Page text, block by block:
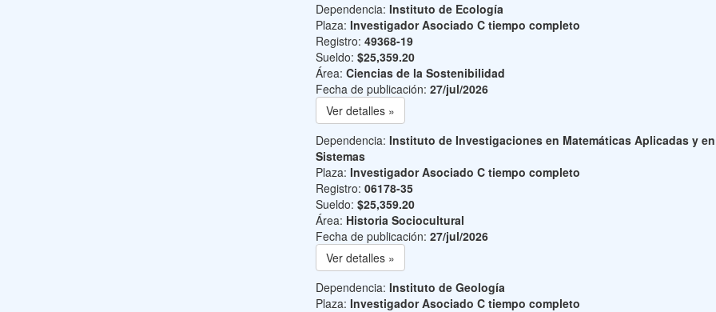
Dependencia: Instituto de Ecología
Plaza: Investigador Asociado C tiempo completo
Registro: 49368-19
Sueldo: $25,359.20
Área: Ciencias de la Sostenibilidad
Fecha de publicación: 27/jul/2026
Ver detalles »
Dependencia: Instituto de Investigaciones en Matemáticas Aplicadas y en
Sistemas
Plaza: Investigador Asociado C tiempo completo
Registro: 06178-35
Sueldo: $25,359.20
Área: Historia Sociocultural
Fecha de publicación: 27/jul/2026
Ver detalles »
Dependencia: Instituto de Geología
Plaza: Investigador Asociado C tiempo completo